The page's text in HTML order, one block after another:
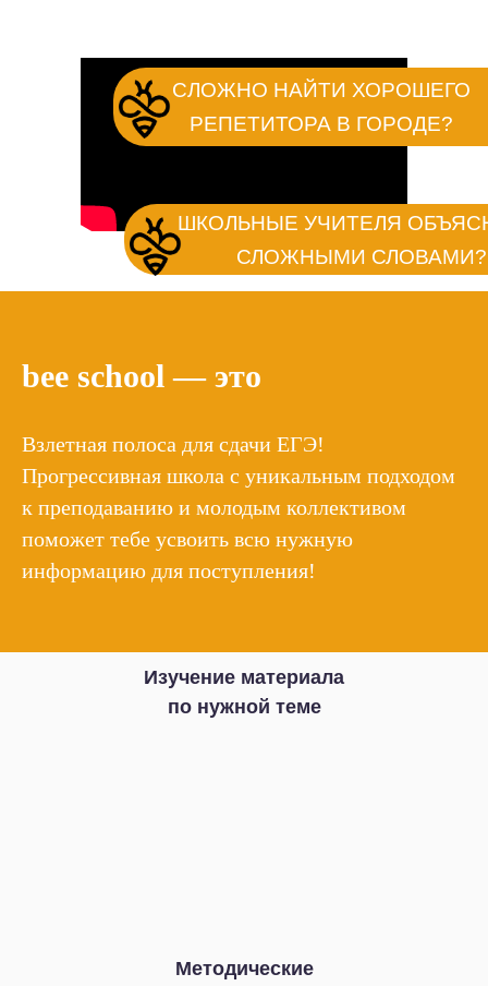
CЛОЖНО НАЙТИ ХОРОШЕГО
РЕПЕТИТОРА В ГОРОДЕ?
МАЛО СВОБОДНОГО
ШКОЛЬНЫЕ УЧИТЕЛЯ
СЛОЖНЫМИ СЛОВАМИ?
bee school — это
Взлетная полоса для сдачи ЕГЭ!
Прогрессивная школа с уникальным подходом
к преподаванию и молодым коллективом
поможет тебе усвоить всю нужную
информацию для поступления!
Методические
Изучение материала
по нужной теме